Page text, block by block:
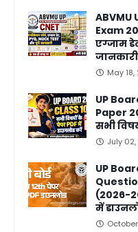
ABVMU
Exam
एग्जाम
जानकारी
May
UP
Paper
सभी
July
UP
(2026-
में